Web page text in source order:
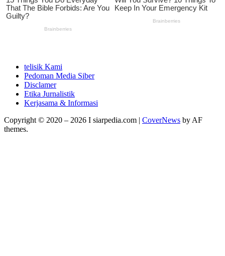
telisik Kami
Pedoman Media Siber
Disclamer
Etika Jurnalistik
Kerjasama & Informasi
Copyright © 2020 – 2026 I siarpedia.com | CoverNews by AF
themes.